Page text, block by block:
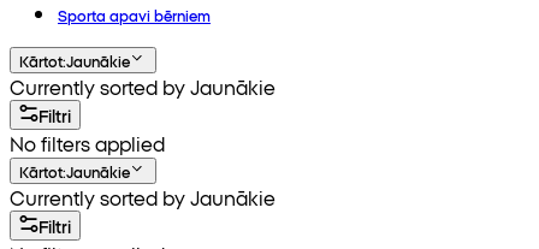
Sporta apavi bērniem
Kārtot:Jaunākie
Currently sorted by Jaunākie
Filtri
No filters applied
Kārtot:Jaunākie
Currently sorted by Jaunākie
Filtri